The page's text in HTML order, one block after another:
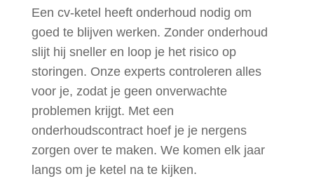
Een cv-ketel heeft onderhoud nodig om
goed te blijven werken. Zonder onderhoud
slijt hij sneller en loop je het risico op
storingen. Onze experts controleren alles
voor je, zodat je geen onverwachte
problemen krijgt. Met een
onderhoudscontract hoef je je nergens
zorgen over te maken. We komen elk jaar
langs om je ketel na te kijken.